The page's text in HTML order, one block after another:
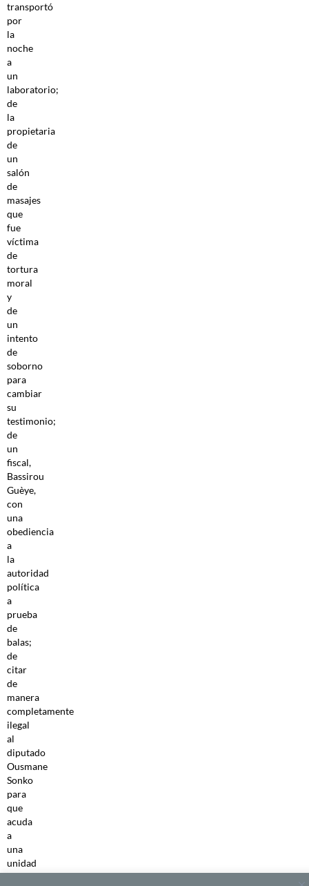
transportó
por
la
noche
a
un
laboratorio;
de
la
propietaria
de
un
salón
de
masajes
que
fue
víctima
de
tortura
moral
y
de
un
intento
de
soborno
para
cambiar
su
testimonio;
de
un
fiscal,
Bassirou
Guèye,
con
una
obediencia
a
la
autoridad
política
a
prueba
de
balas;
de
citar
de
manera
completamente
ilegal
al
diputado
Ousmane
Sonko
para
que
acuda
a
una
unidad
de